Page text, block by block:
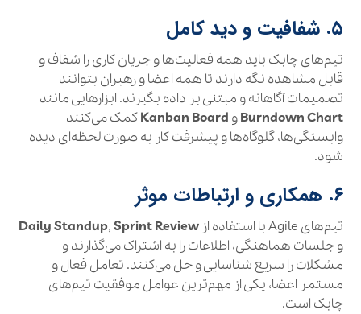
۵. شفافیت و دید کامل
تیم‌های چابک باید همه فعالیت‌ها و جریان کاری را شفاف و
قابل مشاهده نگه دارند تا همه اعضا و رهبران بتوانند
تصمیمات آگاهانه و مبتنی بر داده بگیرند. ابزارهایی مانند
Burndown Chartو Kanban Boardکمک می‌کنند
وابستگی‌ها، گلوگاه‌ها و پیشرفت کار به صورت لحظه‌ای دیده
شود.
۶. همکاری و ارتباطات موثر
تیم‌های Agile با استفاده از Daily Standup,Sprint Review
و جلسات هماهنگی، اطلاعات را به اشتراک می‌گذارند و
مشکلات را سریع شناسایی و حل می‌کنند. تعامل فعال و
مستمر اعضا، یکی از مهم‌ترین عوامل موفقیت تیم‌های
چابک است.